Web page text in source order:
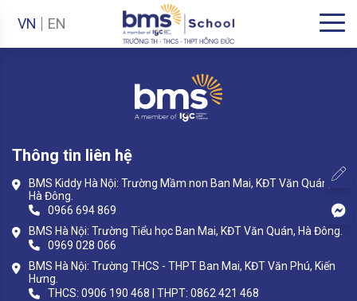
VN EN
Thông tin liên hệ
BMS Kiddy Hà Nội: Trường Mầm non Ban Mai, KĐT Văn Quán,
Hà Đông.
0966 694 869
BMS Hà Nội: Trường Tiểu học Ban Mai, KĐT Văn Quán, Hà Đông.
0969 028 066
BMS Hà Nội: Trường THCS - THPT Ban Mai, KĐT Văn Phú, Kiến
Hưng.
THCS: 0906 190 468 | THPT: 0862 421 468